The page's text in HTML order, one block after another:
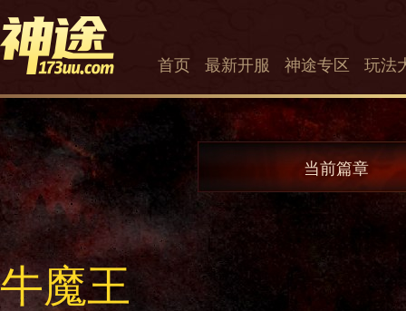
首页 最新开服 神途专区 玩法
当前篇章
牛魔王